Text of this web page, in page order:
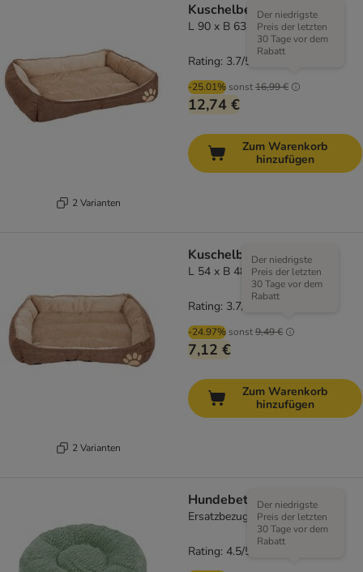
2 Varianten
Kuschelbett Basic
L 90 x B 63 x H 18 cm
-25.01% sonst16,99 €
Der niedrigste
Preis der letzten
30 Tage vor dem
Rabatt
12,74 €
Rating: 3.7/5
Zum Warenkorb
hinzufügen
2 Varianten
Kuschelbett Basic
L 54 x B 48 x H 11 cm
-24.97% sonst9,49 €
Der niedrigste
Preis der letzten
30 Tage vor dem
Rabatt
7,12 €
Rating: 3.7/5
Zum Warenkorb
hinzufügen
Hundebett Flocke
Ersatzbezug Ø 65 cm, mint
Der niedrigste
Preis der letzten
30 Tage vor dem
Rabatt
Rating: 4.5/5